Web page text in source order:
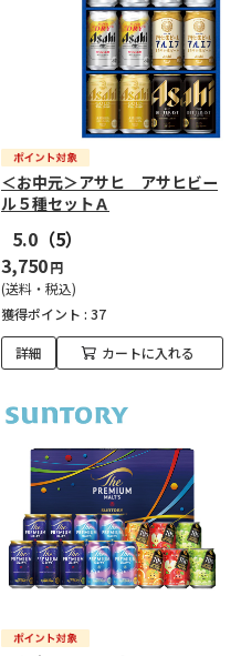
＜お中元＞アサヒ アサヒビー
ル５種セットＡ
5.0 （5）
3,750円
(送料・税込)
獲得ポイント : 37
詳細 カートに入れる